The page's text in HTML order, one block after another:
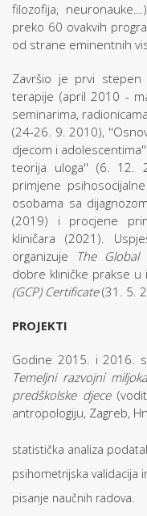
filozofija,
preko 60 ovakvih
od strane eminentnih
Završio je prvi stepen
terapije (april 2010 -
seminarima,
(24-26. 9. 2010),
djecom i
teorija uloga'' (6. 12.
primjene
osobama sa
(2019) i procjene
kliničara (2021).
organizuje The
dobre kliničke prakse u
(GCP) Certificate(31. 5.
PROJEKTI
Godine 2015. i 2016.
Temeljni razvojni
predškolske djece
antropologiju, Zagreb,
statistička analiza
psihometrijska validacija
pisanje naučnih radova.